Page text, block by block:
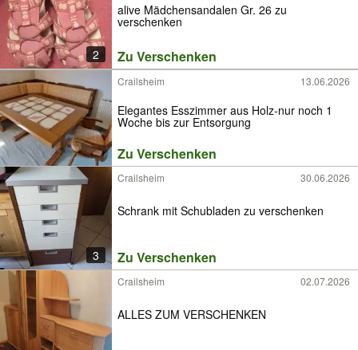
2
alive Mädchensandalen Gr. 26 zu
verschenken
Zu Verschenken
Crailsheim 13.06.2026
Elegantes Esszimmer aus Holz-nur noch 1
Woche bis zur Entsorgung
Zu Verschenken
3
Crailsheim 30.06.2026
Schrank mit Schubladen zu verschenken
Zu Verschenken
Crailsheim 02.07.2026
ALLES ZUM VERSCHENKEN